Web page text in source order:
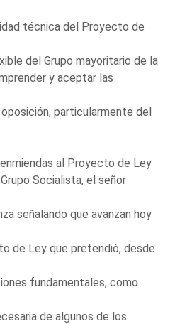
técnica del Proyecto de
del Grupo mayoritario de la
y aceptar las
particularmente del
al Proyecto de Ley
Socialista, el señor
señalando que avanzan hoy
de Ley que pretendió, desde
fundamentales, como
de algunos de los